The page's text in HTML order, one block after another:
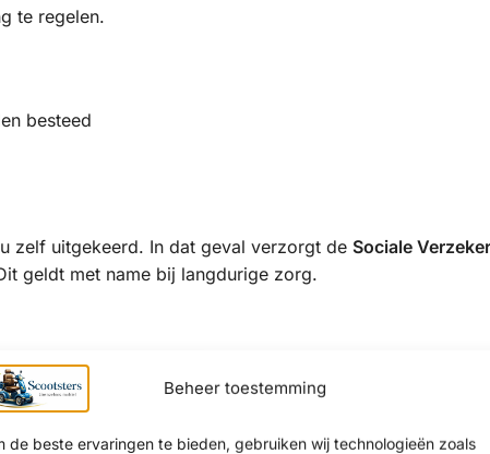
Beheer toestemming
de beste ervaringen te bieden, gebruiken wij technologieën zoals
te regelen.
besteed
zelf uitgekeerd. In dat geval verzorgt de Sociale
geldt met name bij langdurige zorg.
WMO of PGB in Rhenen precies werkt